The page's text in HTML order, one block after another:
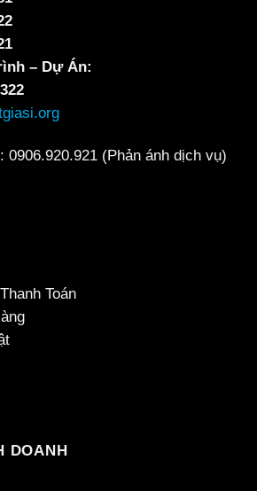
– Dự Án:
: 0906.920.921 (Phản ánh dịch vụ)
Toán
DOANH